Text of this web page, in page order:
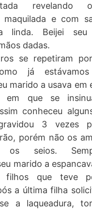
revelando
maquilada e com
linda. Beijei
dadas.
se repetiram
já
marido a usava em
em que se
conheceu
3 vezes
porém não os
os seios.
marido a
filhos que teve
a última filha
a laqueadura,